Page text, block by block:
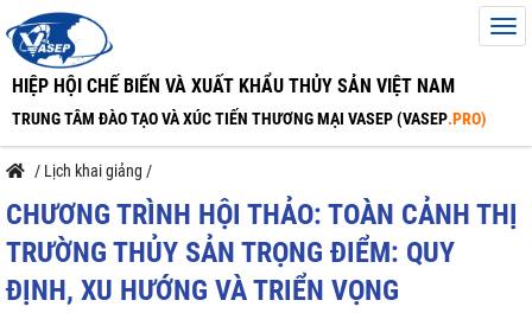
HIỆP HỘI CHẾ BIẾN VÀ XUẤT KHẨU THỦY SẢN VIỆT NAM
TRUNG TÂM ĐÀO TẠO VÀ XÚC TIẾN THƯƠNG MẠI VASEP (VASEP.PRO)
/ Lịch khai giảng /
CHƯƠNG TRÌNH HỘI THẢO: TOÀN CẢNH THỊ
TRƯỜNG THỦY SẢN TRỌNG ĐIỂM: QUY
ĐỊNH, XU HƯỚNG VÀ TRIỂN VỌNG